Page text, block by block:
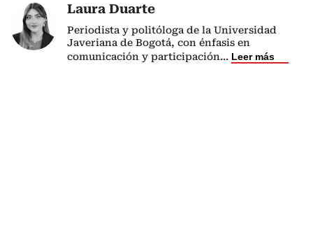
Laura Duarte
Periodista y politóloga de la Universidad
Javeriana de Bogotá, con énfasis en
comunicación y participación... Leer más